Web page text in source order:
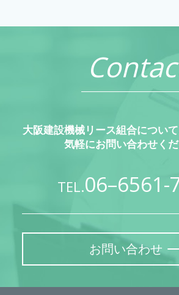
大阪建設機械リース組合につい
気軽にお問い合わせくだ
TEL.06–6561-
お問い合わせ